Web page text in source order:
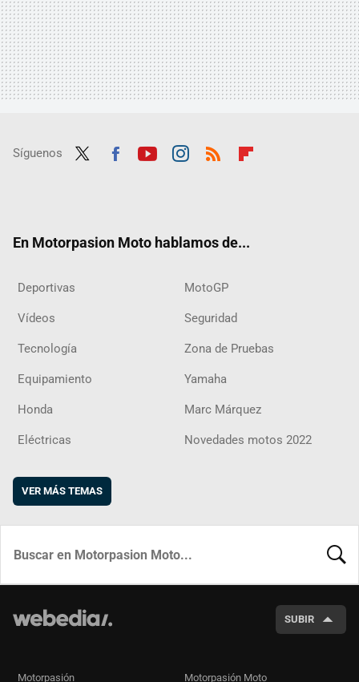
Síguenos
En Motorpasion Moto hablamos de...
Deportivas MotoGP
Vídeos Seguridad
Tecnología Zona de Pruebas
Equipamiento Yamaha
Honda Marc Márquez
Eléctricas Novedades motos 2022
VER MÁS TEMAS
SUBIR
Motorpasión Motorpasión Moto